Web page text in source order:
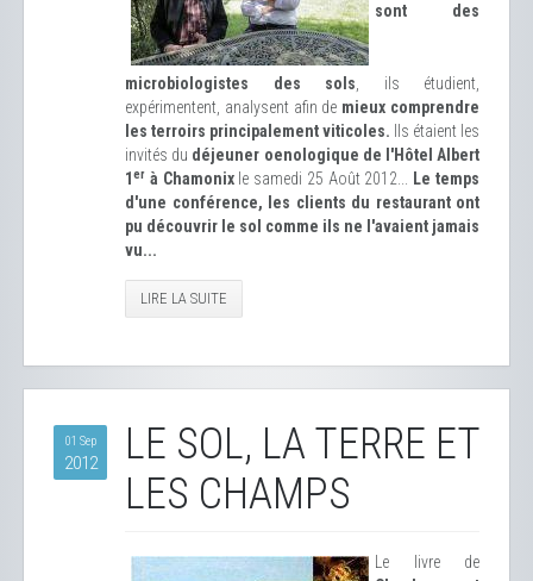
sont des
microbiologistes des sols , ils étudient,
expérimentent, analysent afin de mieux comprendre
les terroirs principalement viticoles. Ils étaient les
invités du déjeuner oenologique de l'Hôtel Albert
1 er à Chamonixle samedi 25 Août 2012...
Le temps
d'une conférence, les clients du restaurant ont
pu découvrir le sol comme ils ne l'avaient jamais
vu...
LIRE LA SUITE
01 Sep
2012
LE SOL, LA TERRE ET
LES CHAMPS
Le livre de